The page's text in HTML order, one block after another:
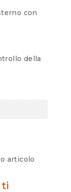
con
della
articolo